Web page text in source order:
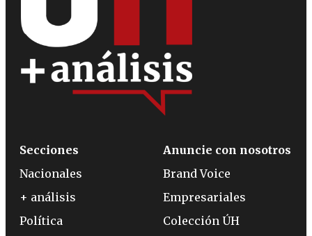
Secciones
Nacionales
+ análisis
Política
Anuncie con nosotros
Brand Voice
Empresariales
Colección ÚH